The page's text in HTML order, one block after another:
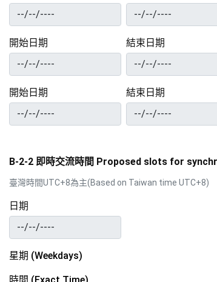
開始日期 結束日期
開始日期 結束日期
B-2-2 即時交流時間 Proposed slots for
臺灣時間UTC+8為主(Based on Taiwan time UTC+8)
日期
星期 (Weekdays)